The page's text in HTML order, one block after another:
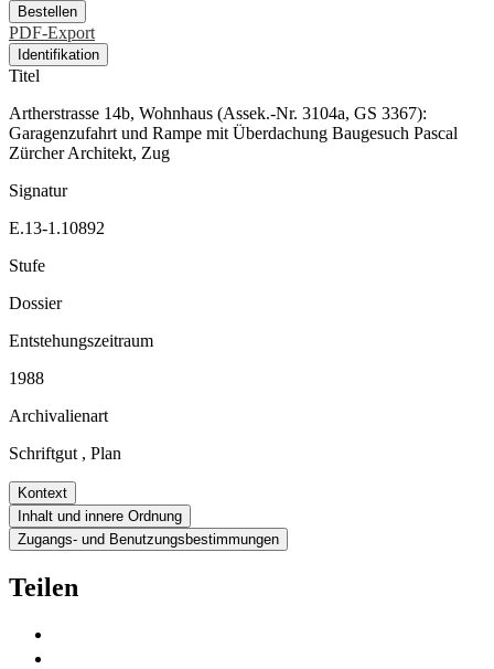
Bestellen
PDF-Export
Identifikation
Titel
Artherstrasse 14b, Wohnhaus (Assek.-Nr. 3104a, GS 3367):
Garagenzufahrt und Rampe mit Überdachung Baugesuch Pascal
Zürcher Architekt, Zug
Signatur
E.13-1.10892
Stufe
Dossier
Entstehungszeitraum
1988
Archivalienart
Schriftgut , Plan
Kontext
Inhalt und innere Ordnung
Zugangs- und Benutzungsbestimmungen
Teilen